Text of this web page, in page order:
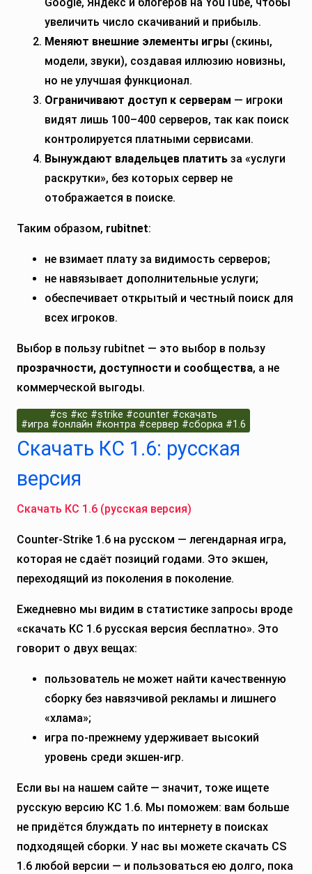
увеличить число скачиваний и прибыль.
Меняют внешние элементы игры (скины,
модели, звуки), создавая иллюзию новизны,
но не улучшая функционал.
Ограничивают доступ к серверам — игроки
видят лишь 100–400 серверов, так как поиск
контролируется платными сервисами.
Вынуждают владельцев платить за «услуги
раскрутки», без которых сервер не
отображается в поиске.
Таким образом, rubitnet:
не взимает плату за видимость серверов;
не навязывает дополнительные услуги;
обеспечивает открытый и честный поиск для
всех игроков.
Выбор в пользу rubitnet — это выбор в пользу
прозрачности, доступности и сообщества, а не
коммерческой выгоды.
#cs #кс #strike #counter #скачать
#игра #онлайн #контра #сервер #сборка #1.6
Скачать КС 1.6: русская
версия
Скачать КС 1.6 (русская версия)
Counter-Strike 1.6 на русском — легендарная игра,
которая не сдаёт позиций годами. Это экшен,
переходящий из поколения в поколение.
Ежедневно мы видим в статистике запросы вроде
«скачать КС 1.6 русская версия бесплатно». Это
говорит о двух вещах:
пользователь не может найти качественную
сборку без навязчивой рекламы и лишнего
«хлама»;
игра по-прежнему удерживает высокий
уровень среди экшен-игр.
Если вы на нашем сайте — значит, тоже ищете
русскую версию КС 1.6. Мы поможем: вам больше
не придётся блуждать по интернету в поисках
подходящей сборки. У нас вы можете скачать CS
1.6 любой версии — и пользоваться ею долго, пока